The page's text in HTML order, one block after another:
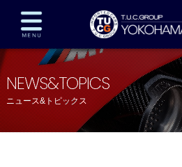
在庫車両情報 保証&サービス
TUCとは？ 店舗情報
全国納車 特別作業
NEWS&TOPICS
ニュース&トピックス